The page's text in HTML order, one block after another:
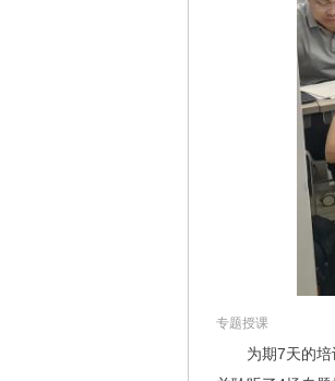
专题授课
为期7天的